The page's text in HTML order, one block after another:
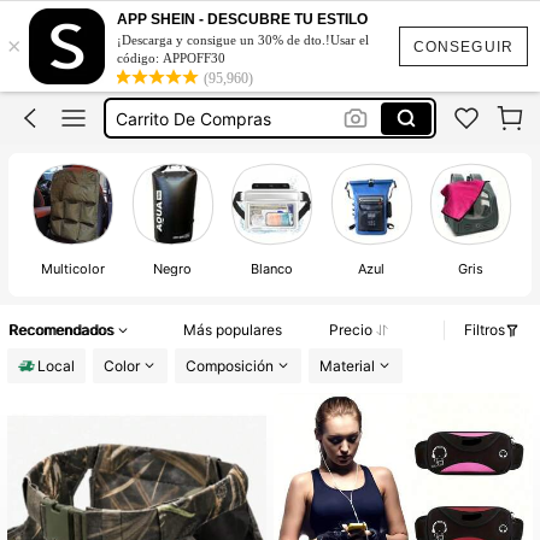
CONSEGUIR
×
APP SHEIN - DESCUBRE TU ESTILO
¡Descarga y consigue un 30% de dto.!Usar el
código: APPOFF30
(95,960)
Waterfly
Pecheras Para Hombre
Carrito De Compras
Bulto Impermeable
Waterfly
Pecheras Para Hombre
Multicolor Negro Blanco Azul Gris
Recomendados Más populares Precio
Filtros
Local
Color Composición Material